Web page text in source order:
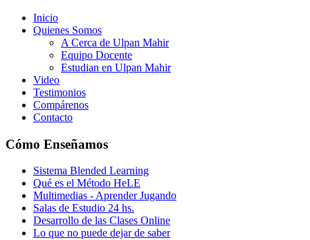
Inicio
Quienes Somos
A Cerca de Ulpan Mahir
Equipo Docente
Estudian en Ulpan Mahir
Video
Testimonios
Compárenos
Contacto
Cómo Enseñamos
Sistema Blended Learning
Qué es el Método HeLE
Multimedias - Aprender Jugando
Salas de Estudio 24 hs.
Desarrollo de las Clases Online
Lo que no puede dejar de saber